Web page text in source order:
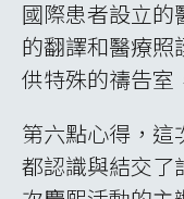
麗珠蘭結合中藥
舌診儀